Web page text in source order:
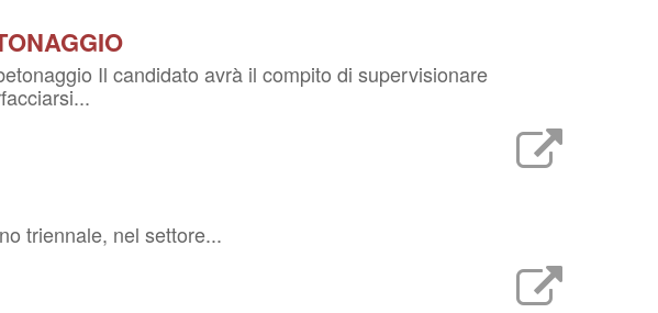
Il candidato avrà il compito di supervisionare
triennale, nel settore...